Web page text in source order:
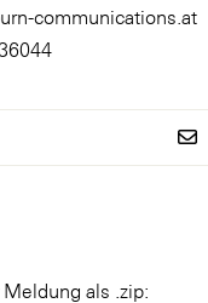
communications.at
als .zip: